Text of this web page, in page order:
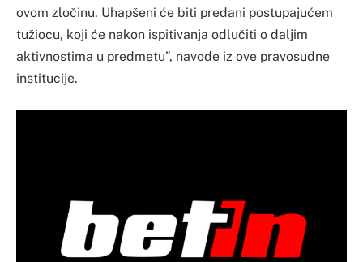
ovom zločinu. Uhapšeni će biti predani postupajućem
tužiocu, koji će nakon ispitivanja odlučiti o daljim
aktivnostima u predmetu”, navode iz ove pravosudne
institucije.